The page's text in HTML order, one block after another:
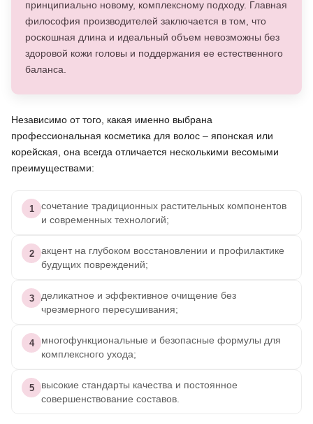
принципиально новому, комплексному подходу. Главная
философия производителей заключается в том, что
роскошная длина и идеальный объем невозможны без
здоровой кожи головы и поддержания ее естественного
баланса.
Независимо от того, какая именно выбрана
профессиональная косметика для волос – японская или
корейская, она всегда отличается несколькими весомыми
преимуществами:
1
сочетание традиционных растительных компонентов
и современных технологий;
2
акцент на глубоком восстановлении и профилактике
будущих повреждений;
3
деликатное и эффективное очищение без
чрезмерного пересушивания;
4
многофункциональные и безопасные формулы для
комплексного ухода;
5
высокие стандарты качества и постоянное
совершенствование составов.